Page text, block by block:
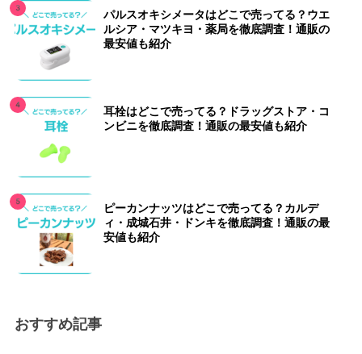
パルスオキシメータはどこで売ってる？ウエ
ルシア・マツキヨ・薬局を徹底調査！通販の
最安値も紹介
耳栓はどこで売ってる？ドラッグストア・コ
ンビニを徹底調査！通販の最安値も紹介
ピーカンナッツはどこで売ってる？カルデ
ィ・成城石井・ドンキを徹底調査！通販の最
安値も紹介
おすすめ記事